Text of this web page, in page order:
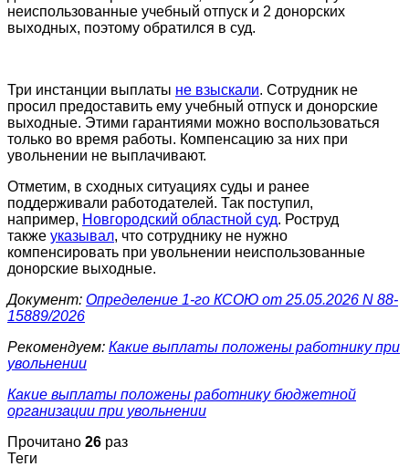
неиспользованные учебный отпуск и 2 донорских
выходных, поэтому обратился в суд.
Три инстанции выплаты не взыскали. Сотрудник не
просил предоставить ему учебный отпуск и донорские
выходные. Этими гарантиями можно воспользоваться
только во время работы. Компенсацию за них при
увольнении не выплачивают.
Отметим, в сходных ситуациях суды и ранее
поддерживали работодателей. Так поступил,
например, Новгородский областной суд. Роструд
также указывал, что сотруднику не нужно
компенсировать при увольнении неиспользованные
донорские выходные.
Документ: Определение 1-го КСОЮ от 25.05.2026 N 88-
15889/2026
Рекомендуем: Какие выплаты положены работнику при
увольнении
Какие выплаты положены работнику бюджетной
организации при увольнении
Прочитано 26 раз
Теги